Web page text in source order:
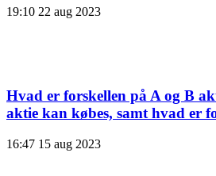
19:10 22 aug 2023
Hvad er forskellen på A og B
aktie kan købes, samt hvad er
16:47 15 aug 2023